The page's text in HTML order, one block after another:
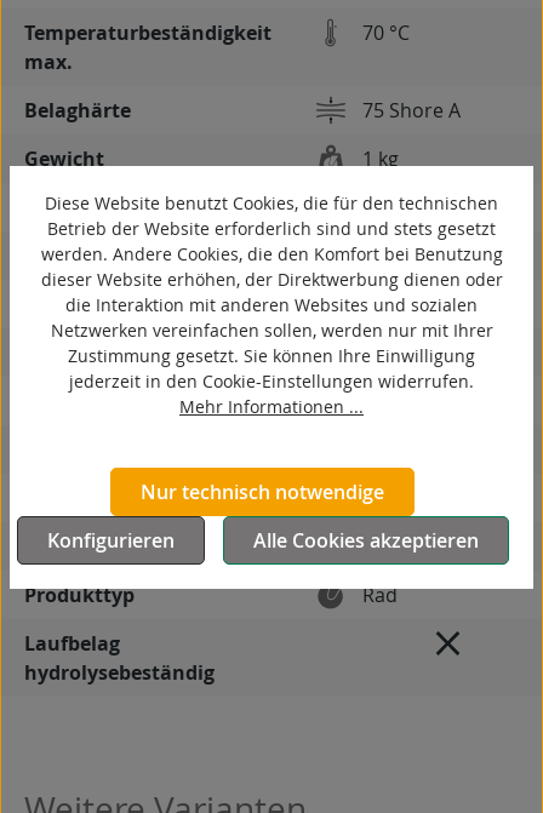
Temperaturbeständigkeit
max.
70 °C
Belaghärte
75 Shore A
Gewicht
1 kg
spurlos
kontaktverfärbungsfrei
antistatisch
elektrisch leitfähig
hitzebeständig
autoklaventauglich
Produkttyp
Rad
Laufbelag
hydrolysebeständig
Produktgalerie überspringen
Diese Website benutzt Cookies, die für den technischen
Betrieb der Website erforderlich sind und stets gesetzt
werden. Andere Cookies, die den Komfort bei Benutzung
dieser Website erhöhen, der Direktwerbung dienen oder
die Interaktion mit anderen Websites und sozialen
Netzwerken vereinfachen sollen, werden nur mit Ihrer
Zustimmung gesetzt. Sie können Ihre Einwilligung
jederzeit in den Cookie-Einstellungen widerrufen.
Mehr Informationen ...
Nur technisch notwendige
Konfigurieren
Alle Cookies akzeptieren